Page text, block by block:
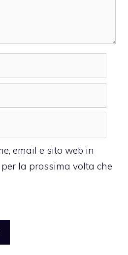
email e sito web in
la prossima volta che